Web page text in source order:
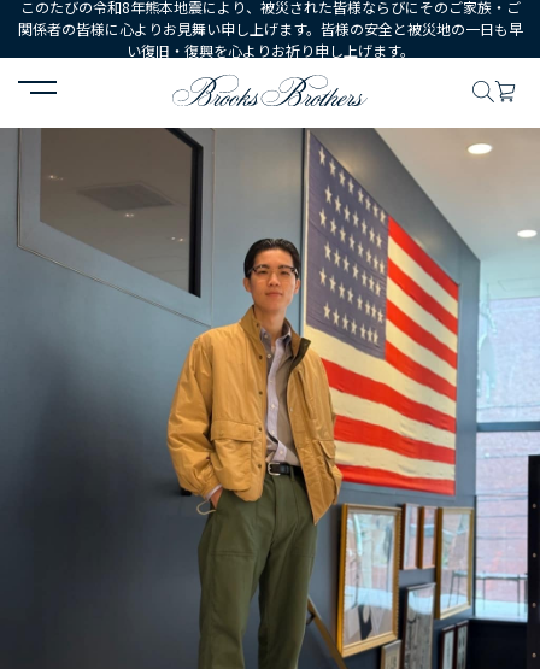
このたびの令和8年熊本地震により、被災された皆様ならびにそのご家族・ご
関係者の皆様に心よりお見舞い申し上げます。皆様の安全と被災地の一日も早
い復旧・復興を心よりお祈り申し上げます。
HOME コーディネート コーディネート詳細